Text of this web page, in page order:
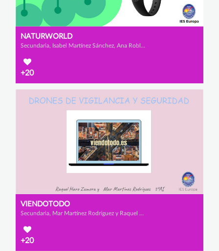
NATURWORLD
Secundaria, Isabel Martínez Sánchez, Ana Robles Collado y Lorena Mena Gavilán
+20
VIENDOTODO
Secundaria, Mar Martínez Rodríguez y Raquel Haro Zamora
+20